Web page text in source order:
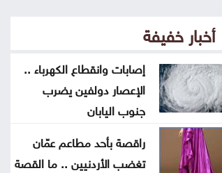
شيرين لمشهور تيك توك: بحبك
وبموت فيك
مقتل جندي سوري وإصابة اثنين
بهجوم لمجهولين
أخبار خفيفة
إصابات وانقطاع الكهرباء ..
الإعصار دولفين يضرب
جنوب اليابان
راقصة بأحد مطاعم عمّان
تغضب الأردنيين .. ما القصة